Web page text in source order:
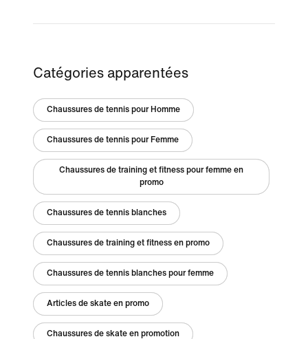
Catégories apparentées
Chaussures de tennis pour Homme
Chaussures de tennis pour Femme
Chaussures de training et fitness pour femme en
promo
Chaussures de tennis blanches
Chaussures de training et fitness en promo
Chaussures de tennis blanches pour femme
Articles de skate en promo
Chaussures de skate en promotion